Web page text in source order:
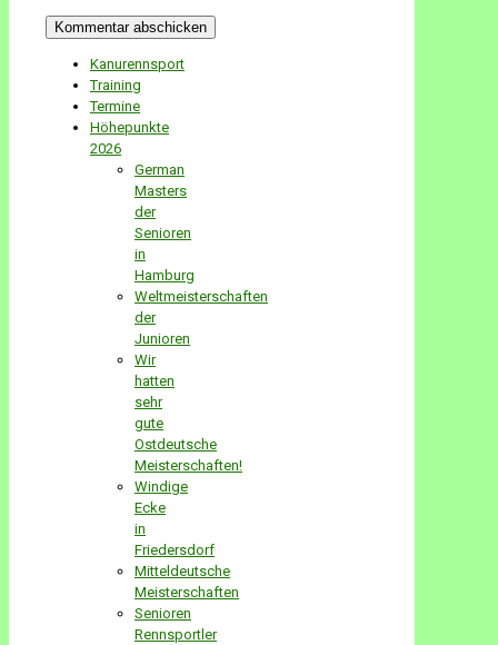
Kanurennsport
Training
Termine
Höhepunkte
2026
German
Masters
der
Senioren
in
Hamburg
Weltmeisterschaften
der
Junioren
Wir
hatten
sehr
gute
Ostdeutsche
Meisterschaften!
Windige
Ecke
in
Friedersdorf
Mitteldeutsche
Meisterschaften
Senioren
Rennsportler